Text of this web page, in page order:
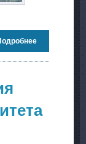
проект на
павильон